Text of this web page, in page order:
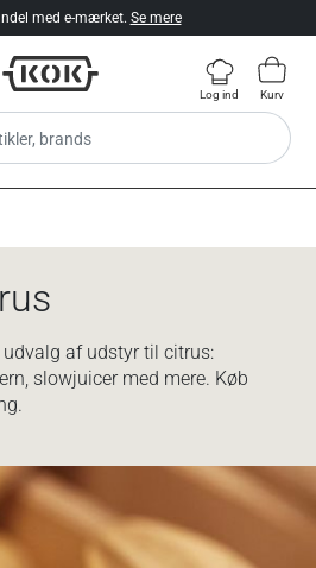
med e-mærket. Se mere
Log ind Kurv
af udstyr til citrus:
slowjuicer med mere. Køb